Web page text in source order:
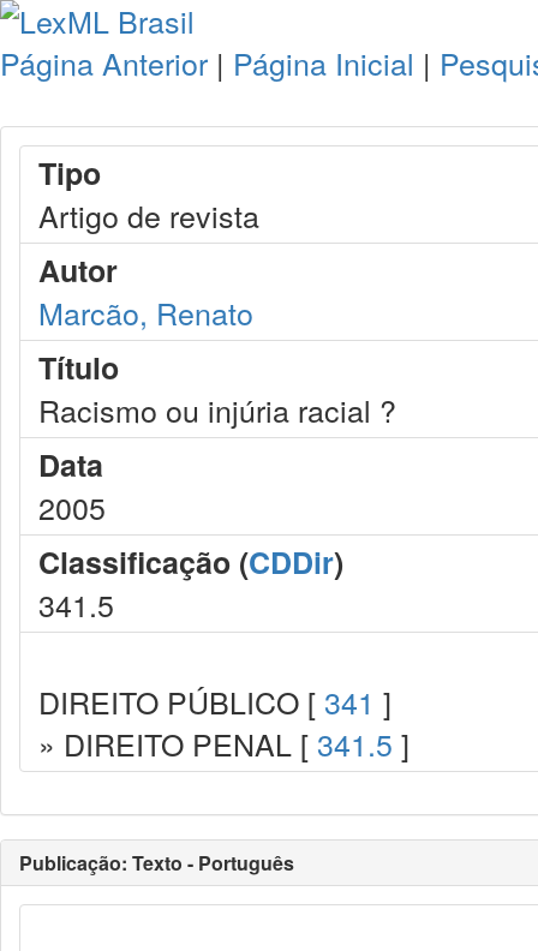
Página Anterior | Página Inicial |
Tipo
Artigo de revista
Autor
Marcão, Renato
Título
Racismo ou injúria racial ?
Data
2005
Classificação (CDDir)
341.5
DIREITO PÚBLICO [ 341 ]
» DIREITO PENAL [ 341.5 ]
Publicação: Texto - Português